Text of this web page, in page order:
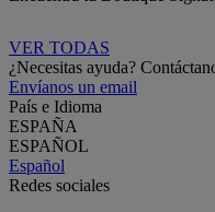
VER TODAS
¿Necesitas ayuda?
Envíanos un email
País e Idioma
ESPAÑA
ESPAÑOL
Español
Redes sociales